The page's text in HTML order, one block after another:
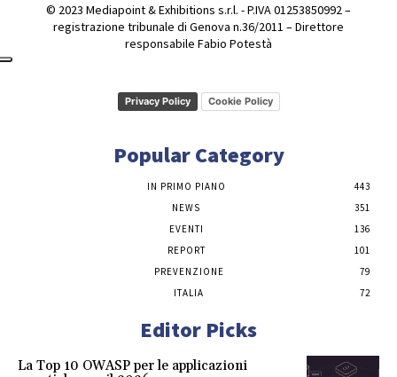
© 2023 Mediapoint & Exhibitions s.r.l. - P.IVA 01253850992 –
registrazione tribunale di Genova n.36/2011 – Direttore
responsabile Fabio Potestà
Privacy Policy Cookie Policy
Popular Category
IN PRIMO PIANO
443
NEWS
351
EVENTI
136
REPORT
101
PREVENZIONE
79
ITALIA
72
Editor Picks
La Top 10 OWASP per le applicazioni